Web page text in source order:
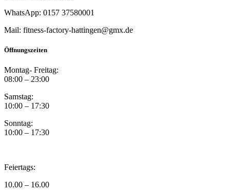
WhatsApp: 0157 37580001
Mail: fitness-factory-hattingen@gmx.de
Öffnungszeiten
Montag- Freitag:
08:00 – 23:00
Samstag:
10:00 – 17:30
Sonntag:
10:00 – 17:30
Feiertags:
10.00 – 16.00